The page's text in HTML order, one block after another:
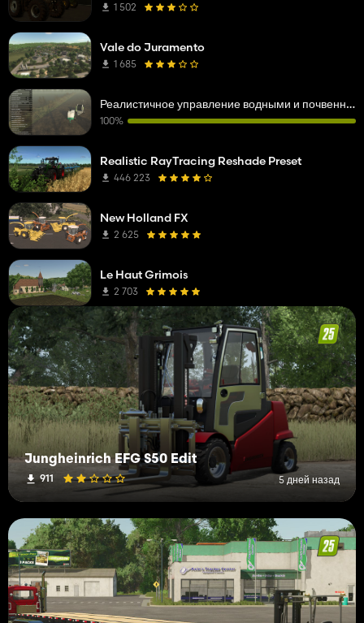
Jungheinrich EFG S50 Edit
911 5 дней назад
1 502
Vale do Juramento
1 685
Реалистичное управление водными и почвенными ресурсами
100%
Realistic RayTracing Reshade Preset
446 223
New Holland FX
2 625
Le Haut Grimois
2 703